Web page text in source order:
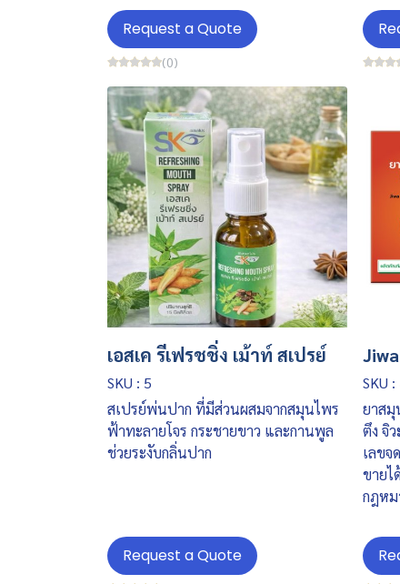
Request a Quote
(0)
เอสเค รีเฟรชชิ่ง เม้าท์ สเปรย์
SKU : 5
สเปรย์พ่นปาก ที่มีส่วนผสมจากสมุนไพร
ฟ้าทะลายโจร กระชายขาว และกานพูล
ช่วยระงับกลิ่นปาก
Request a Quote
SKU :
ยาสมุ
ตึง จิ
เลขจ
ขายไ
กฎหม